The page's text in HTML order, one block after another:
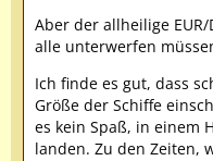
Aber der allheilige
alle unterwerfen
Ich finde es gut, dass
Größe der Schiffe
es kein Spaß, in einem
landen. Zu den Zeiten,